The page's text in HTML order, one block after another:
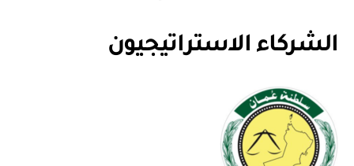
الشركاء الاستراتيجيون